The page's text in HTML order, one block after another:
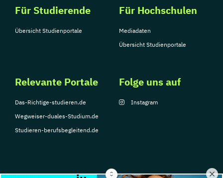
Für Studierende
Übersicht Studienportale
Für Hochschulen
Mediadaten
Übersicht Studienportale
Relevante Portale
Das-Richtige-studieren.de
Wegweiser-duales-Studium.de
Studieren-berufsbegleitend.de
Folge uns auf
Instagram